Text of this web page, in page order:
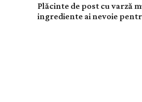
Plăcinte de post cu varză
ingrediente ai nevoie